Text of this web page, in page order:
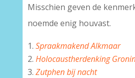
Misschien geven de
noemde enig houvast.
Spraakmakend Alkmaar
Holocaustherdenking
Zutphen bij nacht